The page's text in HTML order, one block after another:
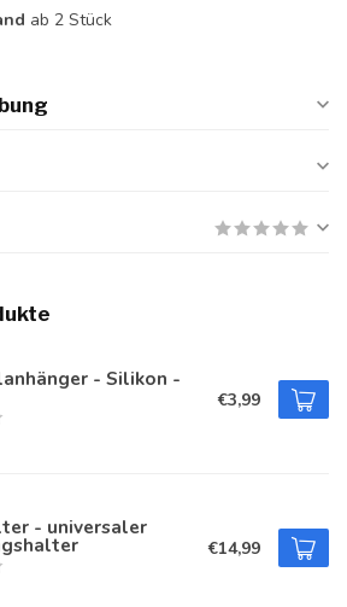
ab 2 Stück
- Silikon -
€3,99
- universaler
€14,99